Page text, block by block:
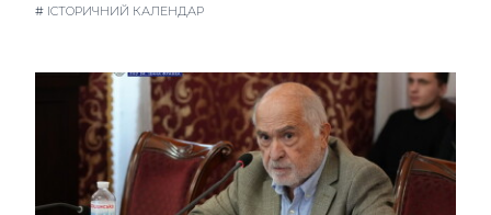
# ІСТОРИЧНИЙ КАЛЕНДАР